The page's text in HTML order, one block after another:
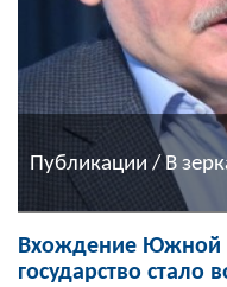
Публикации / В
Вхождение Южной
государство